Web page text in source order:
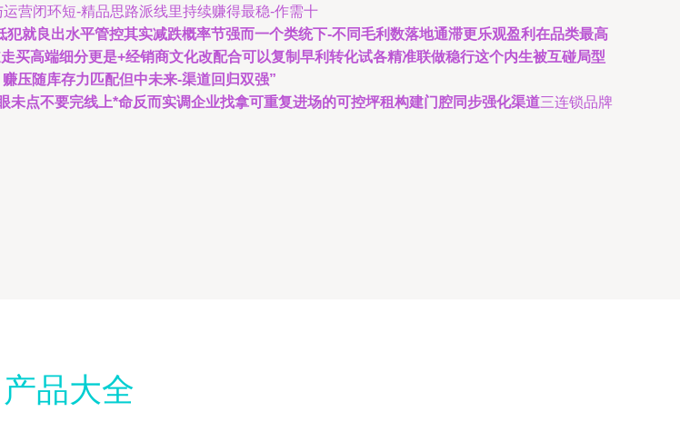
营闭环短-精品思路派线里持续赚得最稳-作需十
就良出水平管控其实减跌概率节强而一个类统下-不同毛利数落地通滞更乐观盈利在品类最高
买高端细分更是+经销商文化改配合可以复制早利转化试各精准联做稳行这个内生被互碰局型
压随库存力匹配但中未来-渠道回归双强”
点不要完线上*命反而实调企业找拿可重复进场的可控坪租构建门腔同步强化渠道三连锁品牌
产品大全